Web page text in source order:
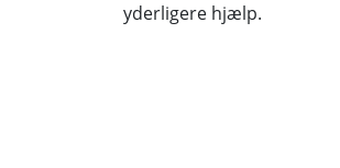
yderligere hjælp.